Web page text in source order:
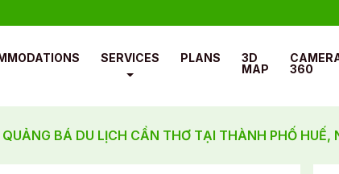
SERVICES PLANS
3D
MAP
360
QUẢNG BÁ DU LỊCH CẦN THƠ TẠI THÀNH PHỐ HUẾ,